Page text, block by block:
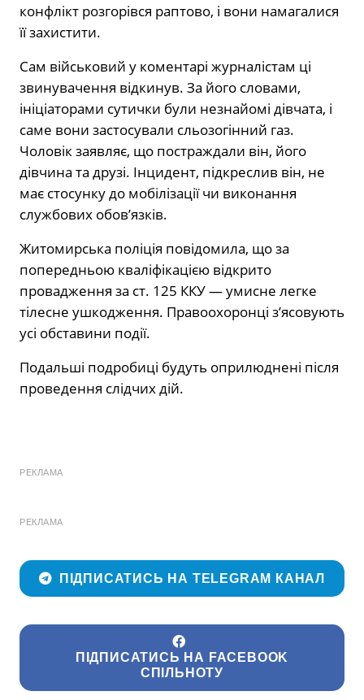
конфлікт розгорівся раптово, і вони намагалися
її захистити.
Сам військовий у коментарі журналістам ці
звинувачення відкинув. За його словами,
ініціаторами сутички були незнайомі дівчата, і
саме вони застосували сльозогінний газ.
Чоловік заявляє, що постраждали він, його
дівчина та друзі. Інцидент, підкреслив він, не
має стосунку до мобілізації чи виконання
службових обов’язків.
Житомирська поліція повідомила, що за
попередньою кваліфікацією відкрито
провадження за ст. 125 ККУ — умисне легке
тілесне ушкодження. Правоохоронці з’ясовують
усі обставини події.
Подальші подробиці будуть оприлюднені після
проведення слідчих дій.
РЕКЛАМА
РЕКЛАМА
ПІДПИСАТИСЬ НА TELEGRAM КАНАЛ
ПІДПИСАТИСЬ НА FACEBOOK
СПІЛЬНОТУ